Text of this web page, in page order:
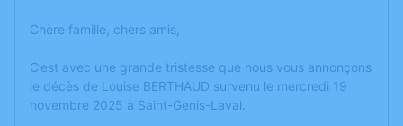
Chère famille, chers amis,
C’est avec une grande tristesse que nous vous annonçons
le décès de Louise BERTHAUD survenu le mercredi 19
novembre 2025 à Saint-Genis-Laval.